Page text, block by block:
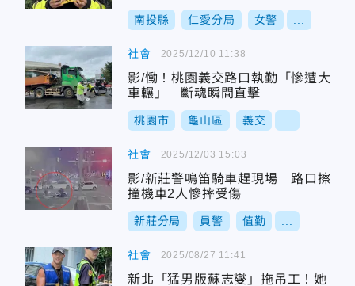
南投縣 仁愛分局 女警
社會
影/慟！桃園義交路口執勤「慘遭大
車輾」 斷魂瞬間直擊
桃園市 龜山區 義交
2025/12/10 11:38
社會
影/新莊警鳴笛騎車趕現場 路口擦
撞機車2人慘摔受傷
新莊分局 員警 值勤
2025/12/03 15:03
社會
新北「猛男版蘇志燮」拖吊工！她
2025/08/27 11:41